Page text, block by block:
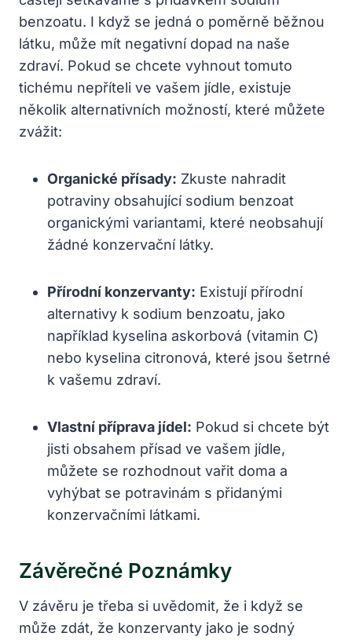
benzoatu. I když se jedná o poměrně běžnou
látku, může mít negativní dopad na naše
zdraví. Pokud se chcete vyhnout tomuto
tichému nepříteli ve vašem jídle, existuje
několik alternativních možností, které můžete
zvážit:
Organické přísady: Zkuste nahradit
potraviny obsahující sodium benzoat
organickými variantami, které neobsahují
žádné konzervační látky.
Přírodní konzervanty: Existují přírodní
alternativy k sodium benzoatu, jako
například kyselina askorbová (vitamin C)
nebo kyselina citronová, které jsou šetrné
k vašemu zdraví.
Vlastní příprava jídel: Pokud si chcete být
jisti obsahem přísad ve vašem jídle,
můžete se rozhodnout vařit doma a
vyhýbat se potravinám s přidanými
konzervačními látkami.
Závěrečné Poznámky
V závěru je třeba si uvědomit, že i když se
může zdát, že konzervanty jako je sodný